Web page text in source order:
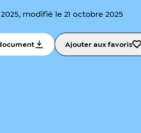
modifié le 21 octobre 2025
Ajouter aux favoris